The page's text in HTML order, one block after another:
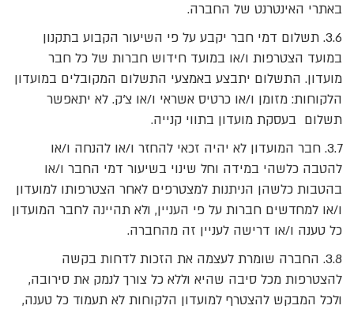
באתרי האינטרנט של החברה.
3.6. תשלום דמי חבר יקבע על פי השיעור הקבוע בתקנון
במועד הצטרפות ו/או במועד חידוש חברות של כל חבר
מועדון. התשלום יתבצע באמצעי התשלום המקובלים במועדון
הלקוחות: מזומן ו/או כרטיס אשראי ו/או צ'ק. לא יתאפשר
תשלום בעסקת מועדון בתווי קנייה.
3.7. חבר המועדון לא יהיה זכאי להחזר ו/או להנחה ו/או
להטבה כלשהי במידה וחל שינוי בשיעור דמי החבר ו/או
בהטבות כלשהן הניתנות למצטרפים לאחר הצטרפותו למועדון
ו/או למחדשים חברות על פי העניין, ולא תהיינה לחבר המועדון
כל טענה ו/או דרישה לעניין זה מהחברה.
3.8. החברה שומרת לעצמה את הזכות לדחות בקשה
להצטרפות מכל סיבה שהיא וללא כל צורך לנמק את סירובה,
ולכל המבקש להצטרף למועדון הלקוחות לא תעמוד כל טענה,